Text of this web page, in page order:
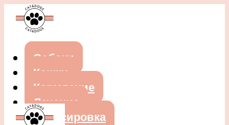
Собаки
Кошки
Кормление
Лечение
Дрессировка